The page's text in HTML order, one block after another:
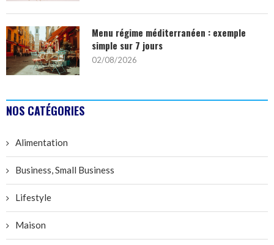
Menu régime méditerranéen : exemple
simple sur 7 jours
02/08/2026
NOS CATÉGORIES
Alimentation
Business, Small Business
Lifestyle
Maison